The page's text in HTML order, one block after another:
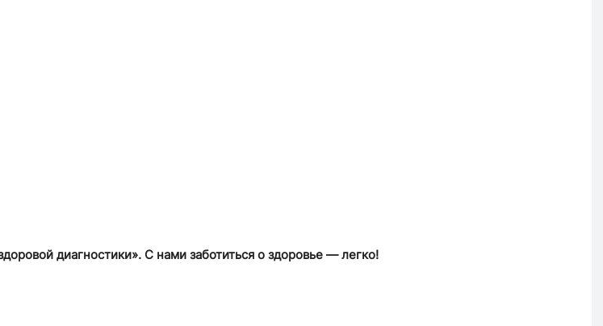
диагностики». С нами заботиться о здоровье — легко!